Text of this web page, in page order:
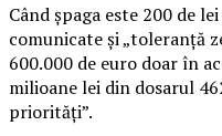
Când șpaga este 200 de
comunicate și „toleranță
600.000 de euro doar în
milioane lei din dosarul
priorități”.